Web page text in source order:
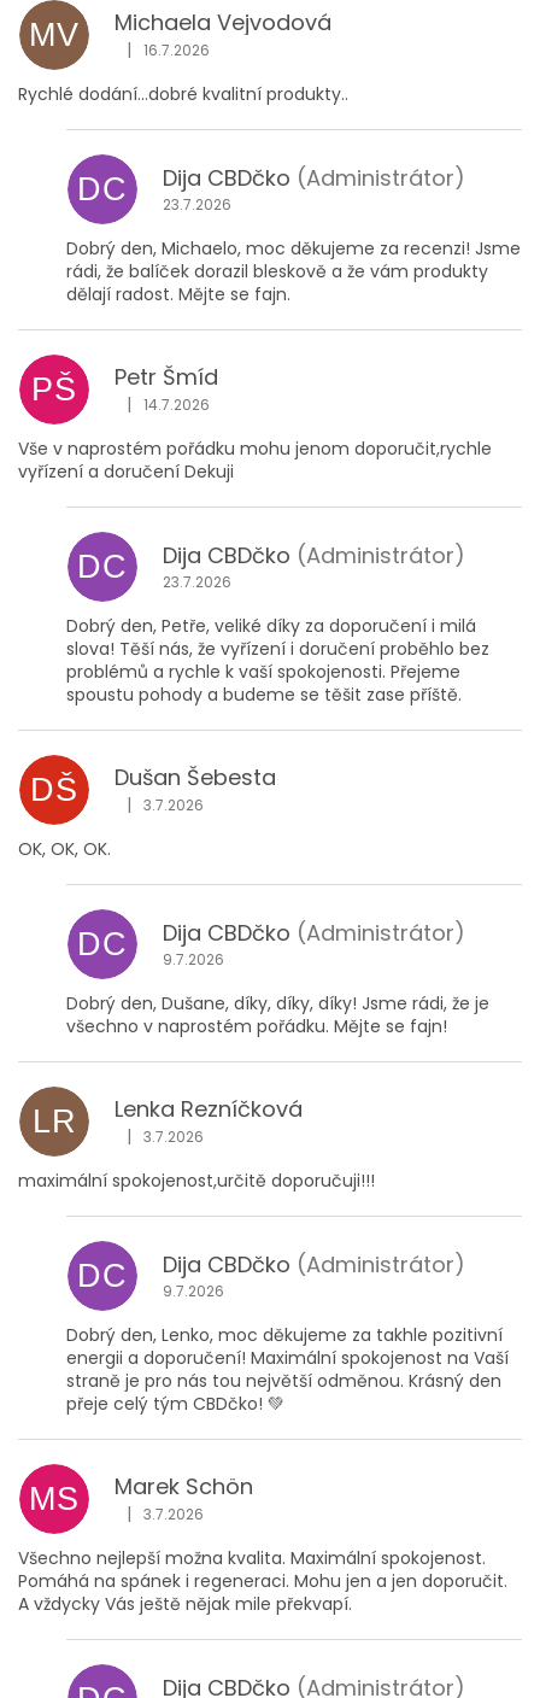
MV Michaela Vejvodová
Hodnocení obchodu je 5 z 5 hvězdiček.
| 16.7.2026
Rychlé dodání...dobré kvalitní produkty..
DC Dija CBDčko (Administrátor)
23.7.2026
Dobrý den, Michaelo, moc děkujeme za recenzi! Jsme
rádi, že balíček dorazil bleskově a že vám produkty
dělají radost. Mějte se fajn.
PŠ Petr Šmíd
Hodnocení obchodu je 5 z 5 hvězdiček.
| 14.7.2026
Vše v naprostém pořádku mohu jenom doporučit,rychle
vyřízení a doručení Dekuji
DC Dija CBDčko (Administrátor)
23.7.2026
Dobrý den, Petře, veliké díky za doporučení i milá
slova! Těší nás, že vyřízení i doručení proběhlo bez
problémů a rychle k vaší spokojenosti. Přejeme
spoustu pohody a budeme se těšit zase příště.
DŠ Dušan Šebesta
Hodnocení obchodu je 5 z 5 hvězdiček.
| 3.7.2026
OK, OK, OK.
DC Dija CBDčko (Administrátor)
9.7.2026
Dobrý den, Dušane, díky, díky, díky! Jsme rádi, že je
všechno v naprostém pořádku. Mějte se fajn!
LR Lenka Rezníčková
Hodnocení obchodu je 5 z 5 hvězdiček.
| 3.7.2026
maximální spokojenost,určitě doporučuji!!!
DC Dija CBDčko (Administrátor)
9.7.2026
Dobrý den, Lenko, moc děkujeme za takhle pozitivní
energii a doporučení! Maximální spokojenost na Vaší
straně je pro nás tou největší odměnou. Krásný den
přeje celý tým CBDčko! 💚
MS Marek Schön
Hodnocení obchodu je 5 z 5 hvězdiček.
| 3.7.2026
Všechno nejlepší možna kvalita. Maximální spokojenost.
Pomáhá na spánek i regeneraci. Mohu jen a jen doporučit.
A vždycky Vás ještě nějak mile překvapí.
Dija CBDčko (Administrátor)